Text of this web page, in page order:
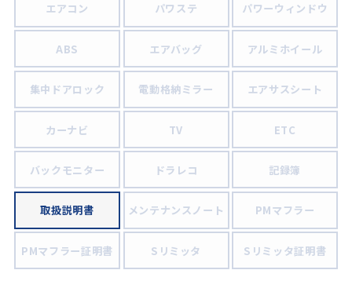
エアコン パワステ パワーウィンドウ
ABS エアバッグ アルミホイール
集中ドアロック 電動格納ミラー エアサスシート
カーナビ TV ETC
バックモニター ドラレコ 記録簿
取扱説明書 メンテナンスノート PMマフラー
PMマフラー証明書 Sリミッタ Sリミッタ証明書